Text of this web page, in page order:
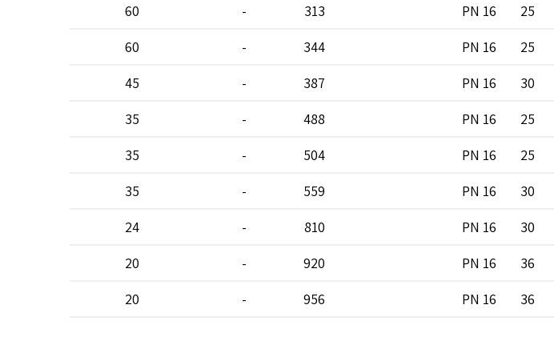
25
PN 16
313
-
60
25
PN 16
344
-
60
30
PN 16
387
-
45
25
PN 16
488
-
35
25
PN 16
504
-
35
30
PN 16
559
-
35
30
PN 16
810
-
24
36
PN 16
920
-
20
36
PN 16
956
-
20